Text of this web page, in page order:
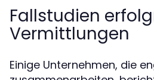
Fallstudien
Vermittlungen
Einige Unternehmen, die